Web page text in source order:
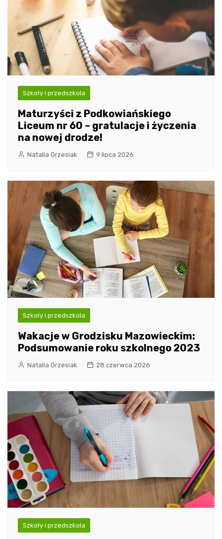
Szkoły i przedszkola
Maturzyści z Podkowiańskiego
Liceum nr 60 – gratulacje i życzenia
na nowej drodze!
Natalia Grzesiak 9 lipca 2026
Szkoły i przedszkola
Wakacje w Grodzisku Mazowieckim:
Podsumowanie roku szkolnego 2023
Natalia Grzesiak 28 czerwca 2026
Szkoły i przedszkola